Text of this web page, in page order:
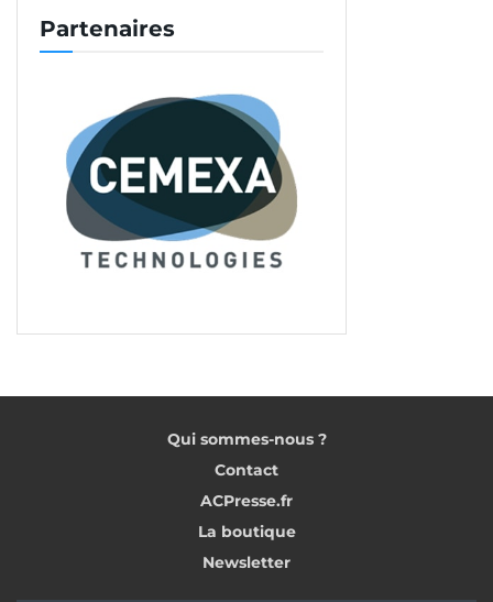
Partenaires
Qui sommes-nous ?
Contact
ACPresse.fr
La boutique
Newsletter